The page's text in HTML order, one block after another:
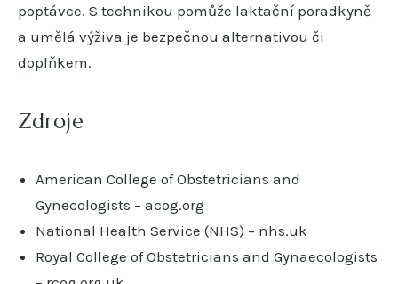
poptávce. S technikou pomůže laktační poradkyně
a umělá výživa je bezpečnou alternativou či
doplňkem.
Zdroje
American College of Obstetricians and
Gynecologists – acog.org
National Health Service (NHS) – nhs.uk
Royal College of Obstetricians and Gynaecologists